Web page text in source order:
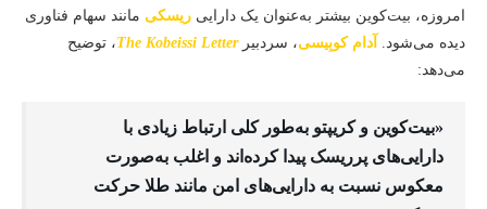
امروزه، بیت‌کوین بیشتر به‌عنوان یک دارایی ریسکی مانند سهام فناوری
دیده می‌شود. آدام کوبِیسی، سردبیرThe Kobeissi Letter، توضیح
می‌دهد:
«بیت‌کوین و کریپتو به‌طور کلی ارتباط زیادی با
دارایی‌های پرریسک پیدا کرده‌اند و اغلب به‌صورت
معکوس نسبت به دارایی‌های امن مانند طلا حرکت